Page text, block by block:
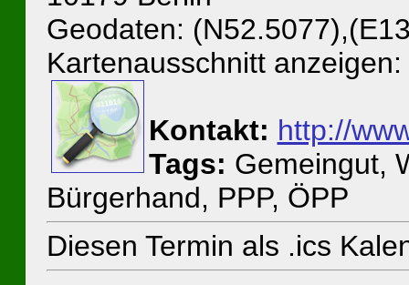
Geodaten:
Kartenausschnitt anzeigen:
Kontakt: http://
Tags: Gemeingut,
Bürgerhand, PPP, ÖPP
Diesen Termin als .ics